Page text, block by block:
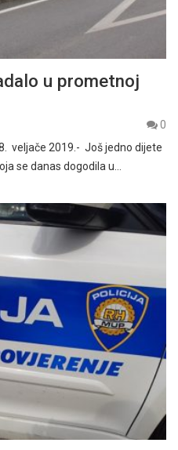
u prometnoj
0
veljače 2019.- Još jedno dijete
se danas dogodila u…